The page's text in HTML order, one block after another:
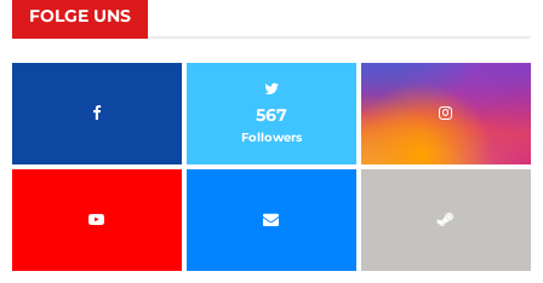
FOLGE UNS
567
Followers